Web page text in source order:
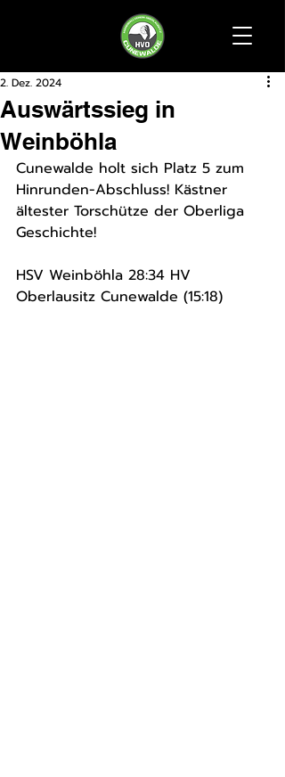
Auswärtssieg in
Weinböhla
2. Dez. 2024
Cunewalde holt sich Platz 5 zum
Hinrunden-Abschluss! Kästner
ältester Torschütze der Oberliga
Geschichte!
HSV Weinböhla 28:34 HV
Oberlausitz Cunewalde (15:18)